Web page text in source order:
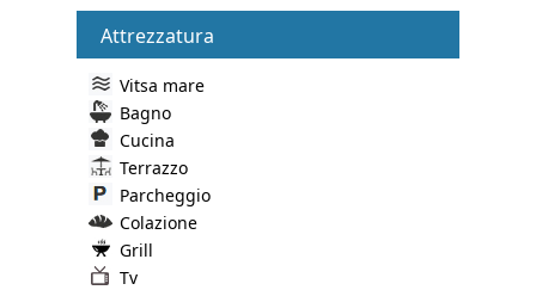
Attrezzatura
Vitsa mare
Bagno
Cucina
Terrazzo
Parcheggio
Colazione
Grill
Tv